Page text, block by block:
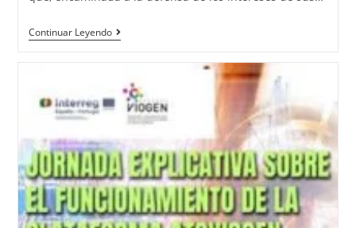
Continuar Leyendo